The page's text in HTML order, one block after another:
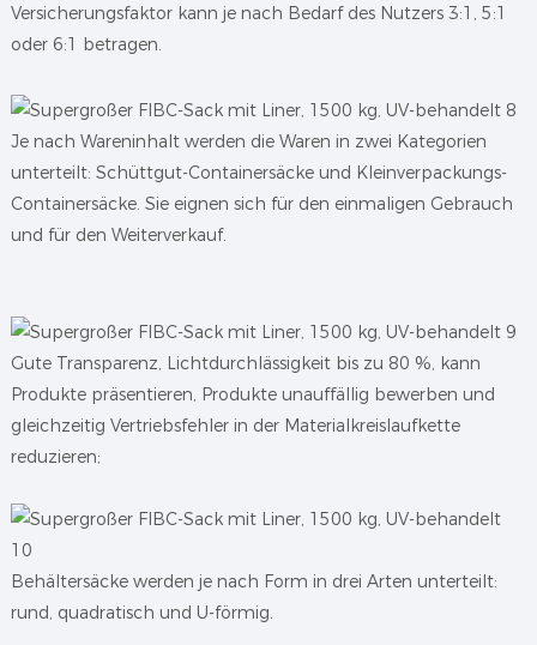
Versicherungsfaktor kann je nach Bedarf des Nutzers 3:1, 5:1
oder 6:1 betragen.
Je nach Wareninhalt werden die Waren in zwei Kategorien
unterteilt: Schüttgut-Containersäcke und Kleinverpackungs-
Containersäcke. Sie eignen sich für den einmaligen Gebrauch
und für den Weiterverkauf.
Gute Transparenz, Lichtdurchlässigkeit bis zu 80 %, kann
Produkte präsentieren, Produkte unauffällig bewerben und
gleichzeitig Vertriebsfehler in der Materialkreislaufkette
reduzieren;
Behältersäcke werden je nach Form in drei Arten unterteilt:
rund, quadratisch und U-förmig.